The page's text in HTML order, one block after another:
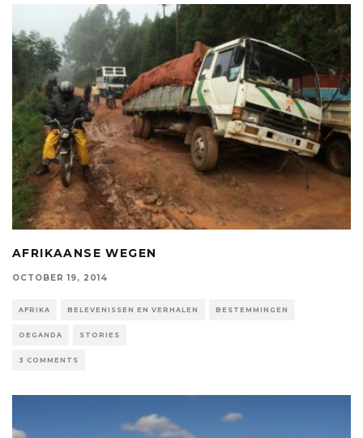
AFRIKAANSE WEGEN
OCTOBER 19, 2014
AFRIKA BELEVENISSEN EN VERHALEN BESTEMMINGEN
OEGANDA STORIES
3 COMMENTS